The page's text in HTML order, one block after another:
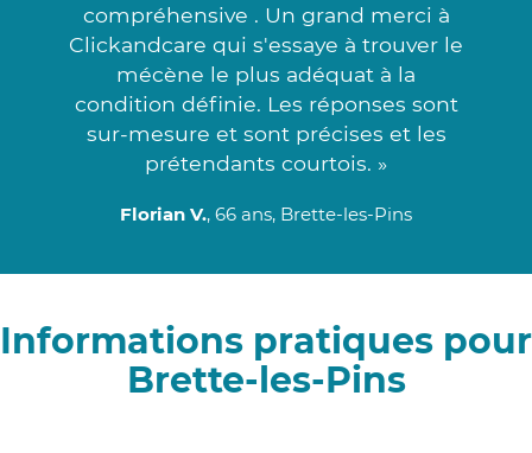
compréhensive . Un grand merci à
Clickandcare qui s'essaye à trouver le
mécène le plus adéquat à la
condition définie. Les réponses sont
sur-mesure et sont précises et les
prétendants courtois. »
Florian V., 66 ans, Brette-les-Pins
Informations pratiques pour
Brette-les-Pins